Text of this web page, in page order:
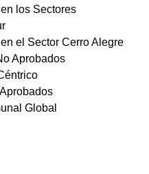
los Sectores
el Sector Cerro Alegre
Aprobados
Global